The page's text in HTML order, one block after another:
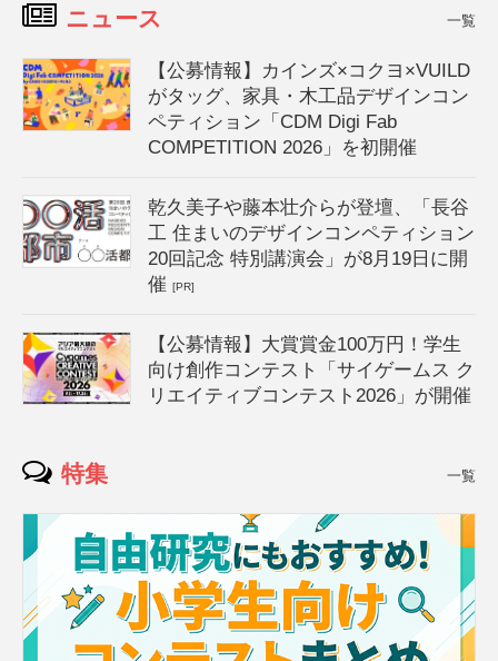
ニュース 一覧
【公募情報】カインズ×コクヨ×VUILD
がタッグ、家具・木工品デザインコン
ペティション「CDM Digi Fab
COMPETITION 2026」を初開催
乾久美子や藤本壮介らが登壇、「長谷
工 住まいのデザインコンペティション
20回記念 特別講演会」が8月19日に開
催[PR]
【公募情報】大賞賞金100万円！学生
向け創作コンテスト「サイゲームス ク
リエイティブコンテスト2026」が開催
特集 一覧